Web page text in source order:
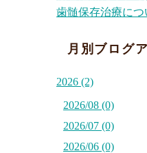
歯髄保存治療につ
月別ブログ
2026 (2)
2026/08 (0)
2026/07 (0)
2026/06 (0)